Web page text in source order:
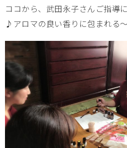
ココから、武田永子さんご指導
♪アロマの良い香りに包まれる